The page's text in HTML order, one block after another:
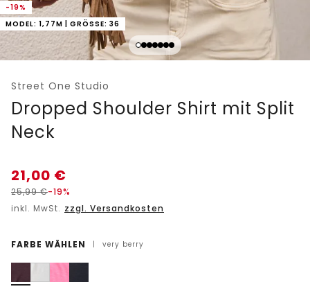
-19%
MODEL: 1,77M | GRÖSSE: 36
Street One Studio
Dropped Shoulder Shirt mit Split
Neck
21,00 €
25,99€-19%
inkl. MwSt. zzgl. Versandkosten
FARBE WÄHLEN | very berry